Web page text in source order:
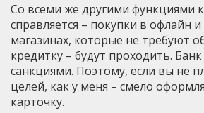
Со всеми же другими функциями
справляется – покупки в офлайн
магазинах, которые не требуют
кредитку – будут проходить.
санкциями. Поэтому, если вы не
целей, как у меня – смело
карточку.